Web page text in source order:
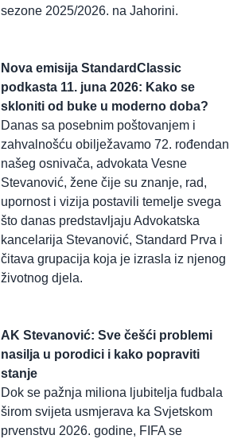
sezone 2025/2026. na Jahorini.
Nova emisija StandardClassic
podkasta 11. juna 2026: Kako se
skloniti od buke u moderno doba?
Danas sa posebnim poštovanjem i
zahvalnošću obilježavamo 72. rođendan
našeg osnivača, advokata Vesne
Stevanović, žene čije su znanje, rad,
upornost i vizija postavili temelje svega
što danas predstavljaju Advokatska
kancelarija Stevanović, Standard Prva i
čitava grupacija koja je izrasla iz njenog
životnog djela.
AK Stevanović: Sve češći problemi
nasilja u porodici i kako popraviti
stanje
Dok se pažnja miliona ljubitelja fudbala
širom svijeta usmjerava ka Svjetskom
prvenstvu 2026. godine, FIFA se